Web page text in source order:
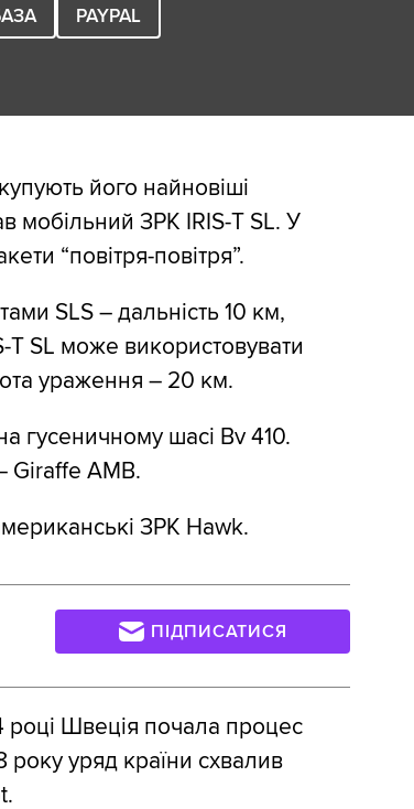
PAYPAL
його найновіші
мобільний ЗРК IRIS-T SL. У
“повітря-повітря”.
SLS – дальність 10 км,
T SL може використовувати
ураження – 20 км.
гусеничному шасі Bv 410.
Giraffe AMB.
ЗРК Hawk.
ПІДПИСАТИСЯ
році Швеція почала процес
уряд країни схвалив